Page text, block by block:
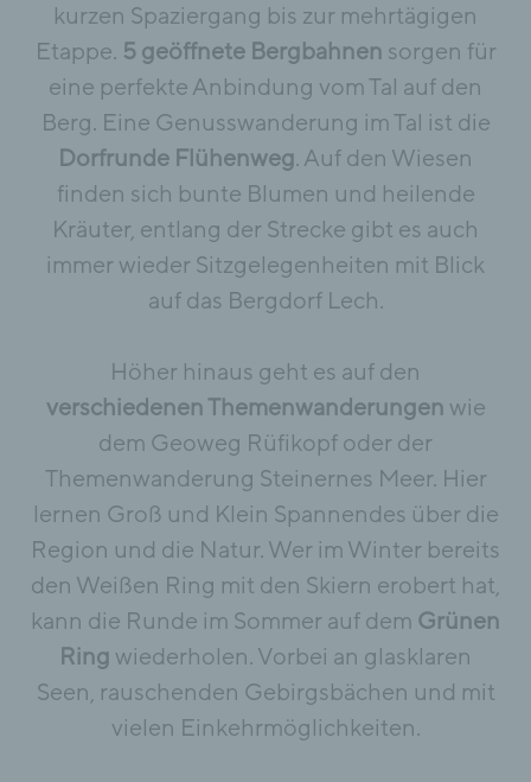
kurzen Spaziergang bis zur mehrtägigen
Etappe. 5 geöffnete Bergbahnen sorgen für
eine perfekte Anbindung vom Tal auf den
Berg. Eine Genusswanderung im Tal ist die
Dorfrunde Flühenweg. Auf den Wiesen
finden sich bunte Blumen und heilende
Kräuter, entlang der Strecke gibt es auch
immer wieder Sitzgelegenheiten mit Blick
auf das Bergdorf Lech.
Höher hinaus geht es auf den
verschiedenen Themenwanderungen wie
dem Geoweg Rüfikopf oder der
Themenwanderung Steinernes Meer. Hier
lernen Groß und Klein Spannendes über die
Region und die Natur. Wer im Winter bereits
den Weißen Ring mit den Skiern erobert hat,
kann die Runde im Sommer auf dem Grünen
Ring wiederholen. Vorbei an glasklaren
Seen, rauschenden Gebirgsbächen und mit
vielen Einkehrmöglichkeiten.